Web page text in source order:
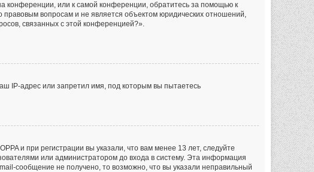
конференции, или к самой конференции, обратитесь за помощью к
вопросам и не является объектом юридических отношений,
связанных с этой конференцией?».
IP-адрес или запретил имя, под которым вы пытаетесь
и при регистрации вы указали, что вам менее 13 лет, следуйте
или администратором до входа в систему. Эта информация
сообщение не получено, то возможно, что вы указали неправильный